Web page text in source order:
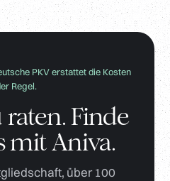
PKV erstattet die Kosten
Regel.
Finde
mit Aniva.
über 100